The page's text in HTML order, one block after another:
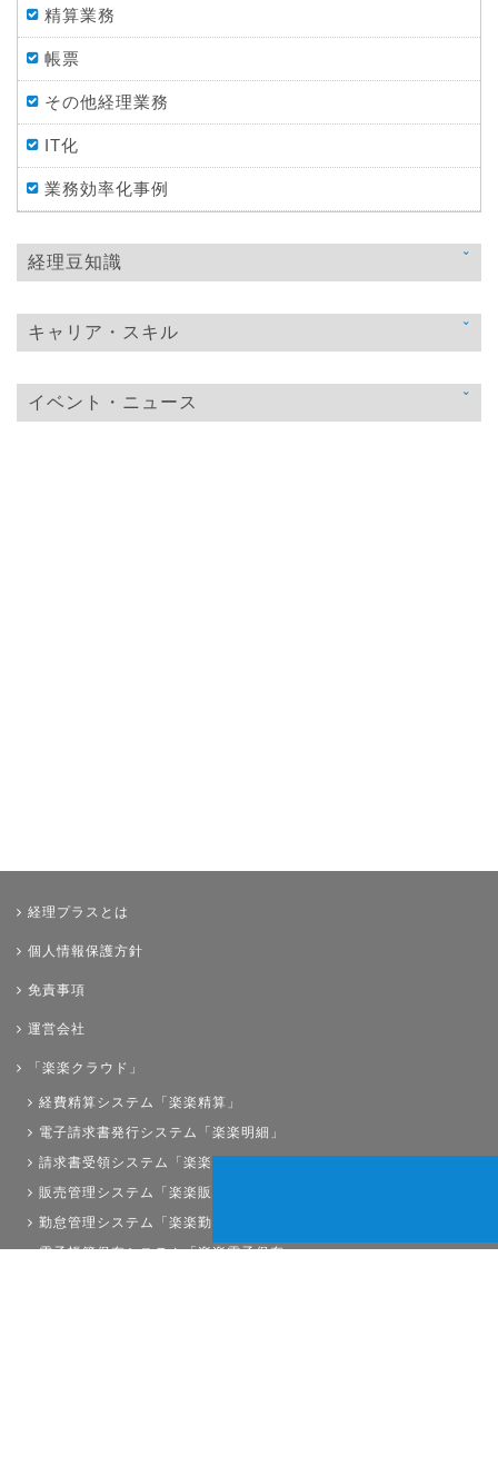
精算業務
帳票
その他経理業務
IT化
業務効率化事例
経理豆知識
税金
仕訳処理・会計処理
キャリア・スキル
イベント・ニュース
経理プラスとは
個人情報保護方針
免責事項
運営会社
「楽楽クラウド」
経費精算システム「楽楽精算」
電子請求書発行システム「楽楽明細」
請求書受領システム「楽楽請求」
販売管理システム「楽楽販売」
勤怠管理システム「楽楽勤怠」
電子帳簿保存システム「楽楽電子保存」